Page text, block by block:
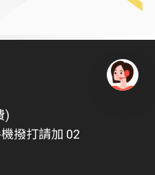
)
撥打請加 02